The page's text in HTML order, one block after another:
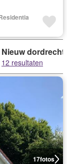
Nieuw dordrecht
12 resultaten
17fotos